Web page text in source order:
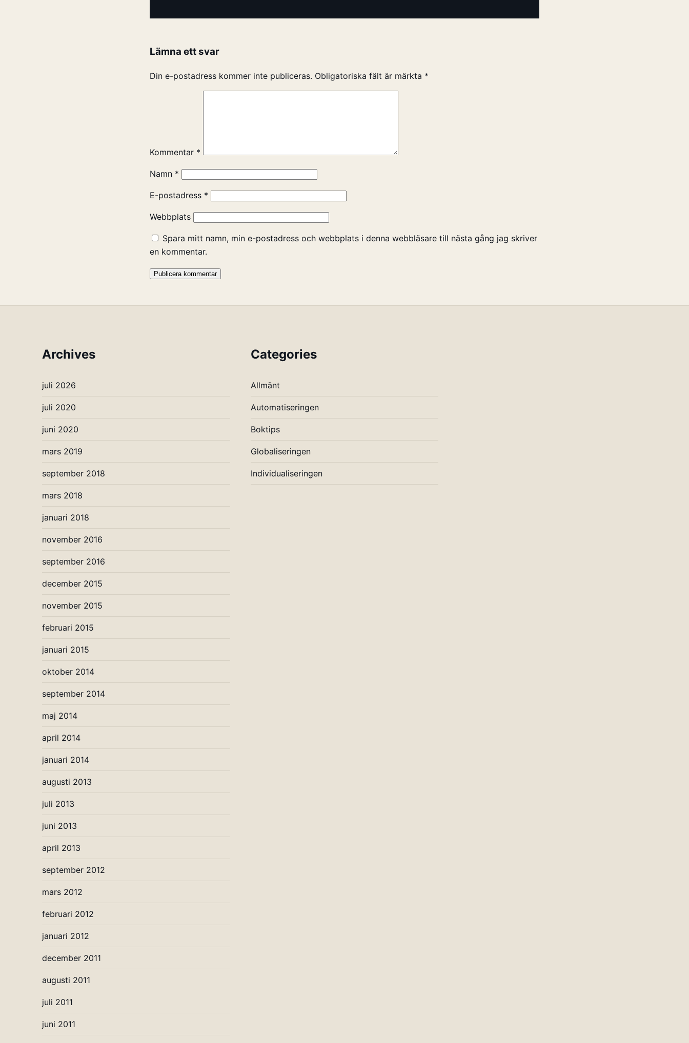
Lämna ett svar
Din e-postadress kommer inte publiceras. Obligatoriska fält är märkta *
Kommentar *
Namn *
E-postadress *
Webbplats
Spara mitt namn, min e-postadress och webbplats i denna webbläsare till nästa gång jag skriver
en kommentar.
Archives
juli 2026
juli 2020
juni 2020
mars 2019
september 2018
mars 2018
januari 2018
november 2016
september 2016
december 2015
november 2015
februari 2015
januari 2015
oktober 2014
september 2014
maj 2014
april 2014
januari 2014
augusti 2013
juli 2013
juni 2013
april 2013
september 2012
mars 2012
februari 2012
januari 2012
december 2011
augusti 2011
juli 2011
juni 2011
Categories
Allmänt
Automatiseringen
Boktips
Globaliseringen
Individualiseringen